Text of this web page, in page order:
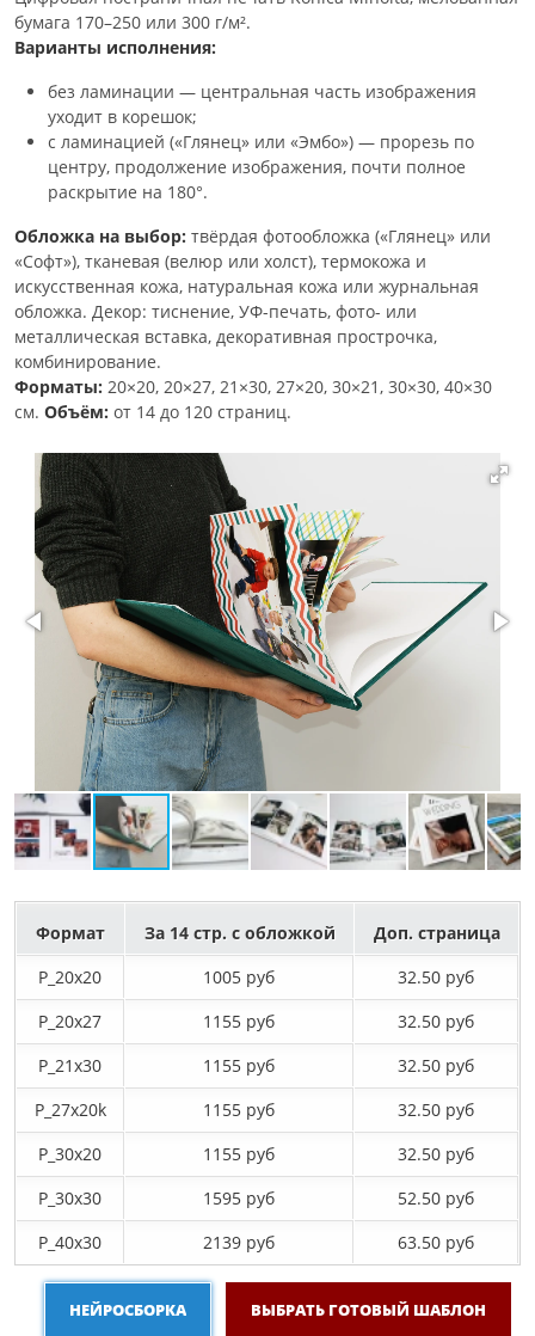
бумага 170–250 или 300 г/м².
Варианты исполнения:
без ламинации — центральная часть изображения
уходит в корешок;
с ламинацией («Глянец» или «Эмбо») — прорезь по
центру, продолжение изображения, почти полное
раскрытие на 180°.
Обложка на выбор: твёрдая фотообложка («Глянец» или
«Софт»), тканевая (велюр или холст), термокожа и
искусственная кожа, натуральная кожа или журнальная
обложка. Декор: тиснение, УФ-печать, фото- или
металлическая вставка, декоративная прострочка,
комбинирование.
Форматы: 20×20, 20×27, 21×30, 27×20, 30×21, 30×30, 40×30
см. Объём: от 14 до 120 страниц.
Формат За 14 стр. с обложкой
Доп. страница
P_20х20
1005 руб
32.50 руб
P_20х27
1155 руб
32.50 руб
P_21х30
1155 руб
32.50 руб
P_27х20k
1155 руб
32.50 руб
P_30х20
1155 руб
32.50 руб
P_30х30
1595 руб
52.50 руб
P_40х30
2139 руб 63.50 руб
НЕЙРОСБОРКА ВЫБРАТЬ ГОТОВЫЙ ШАБЛОН